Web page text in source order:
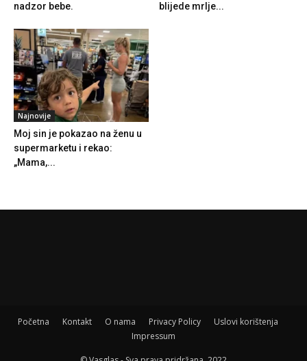
nadzor bebe.
blijede mrlje...
Najnovije
Moj sin je pokazao na ženu u
supermarketu i rekao:
„Mama,...
Početna Kontakt O nama Privacy Policy
Uslovi korištenja
Impressum